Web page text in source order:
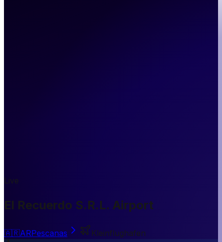
Live
El Recuerdo S.R.L. Airport
🇦🇷ARPescanas
Kleinflughafen